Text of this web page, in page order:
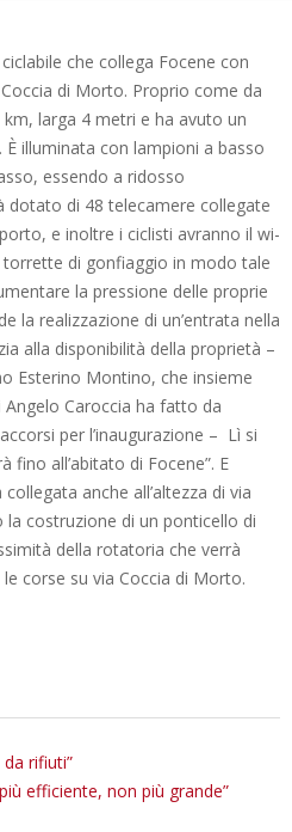
che collega Focene con
di Morto. Proprio come da
larga 4 metri e ha avuto un
illuminata con lampioni a basso
essendo a ridosso
dotato di 48 telecamere collegate
e inoltre i ciclisti avranno il wi-
di gonfiaggio in modo tale
la pressione delle proprie
la realizzazione di un’entrata nella
alla disponibilità della proprietà –
Esterino Montino, che insieme
Angelo Caroccia ha fatto da
per l’inaugurazione – Lì si
fino all’abitato di Focene”. E
anche all’altezza di via
costruzione di un ponticello di
della rotatoria che verrà
corse su via Coccia di Morto.
rifiuti”
efficiente, non più grande”